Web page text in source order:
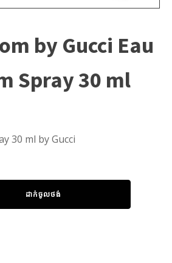
by Gucci Eau
Spray 30 ml
30 ml by Gucci
ដាក់ចូលថង់